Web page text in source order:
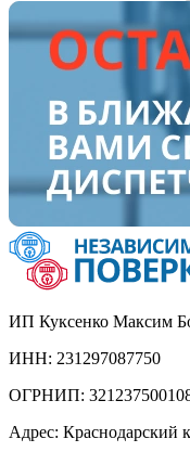
ИП Куксенко Максим
ИНН: 231297087750
ОГРНИП:
Адрес: Краснодарский